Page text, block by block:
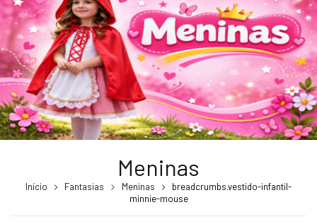
Meninas
Início Fantasias Meninas
breadcrumbs.vestido-infantil-
minnie-mouse